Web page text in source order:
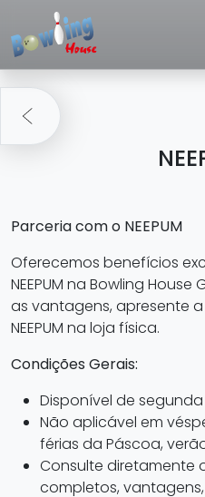
Parceria com o NEEPUM
Oferecemos benefícios
NEEPUM na Bowling
as vantagens, apresente
NEEPUM na loja física.
Condições Gerais:
Disponível de
Não aplicável em
férias da Páscoa,
Consulte diretamente
completos,